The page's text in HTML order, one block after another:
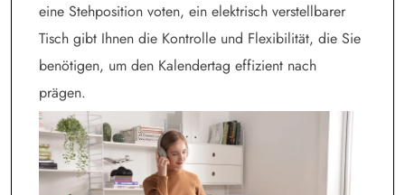
eine Stehposition voten, ein elektrisch verstellbarer
Tisch gibt Ihnen die Kontrolle und Flexibilität, die Sie
benötigen, um den Kalendertag effizient nach
prägen.